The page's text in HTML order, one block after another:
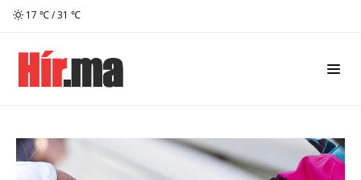
17 ℃ / 31 ℃